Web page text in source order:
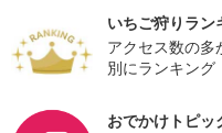
いちご狩りラン
アクセス数の多
別にランキング
おでかけトピッ